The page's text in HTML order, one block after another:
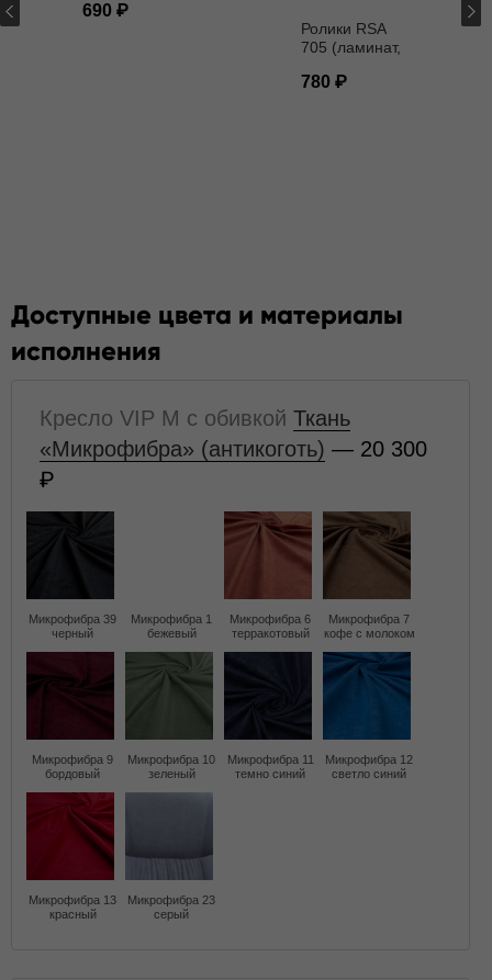
мм
690
Ролики RSA
705 (ламинат,
мм
780
Доступные цвета и материалы
исполнения
Кресло VIP M с обивкой Ткань
«Микрофибра» (антикоготь) — 20 300
Микрофибра 39
черный
Микрофибра 1
бежевый
Микрофибра 6
терракотовый
Микрофибра 7
кофе с молоком
Микрофибра 9
бордовый
Микрофибра 10
зеленый
Микрофибра 11
темно синий
Микрофибра 12
светло синий
Микрофибра 13
красный
Микрофибра 23
серый